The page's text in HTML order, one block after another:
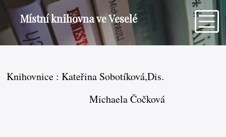
Místní knihovna ve Veselé
Knihovnice : Kateřina Sobotíková,Dis.
Michaela Čočková